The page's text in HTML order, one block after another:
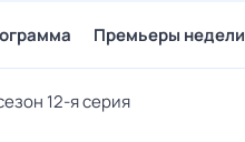
Премьеры недели
12-я серия